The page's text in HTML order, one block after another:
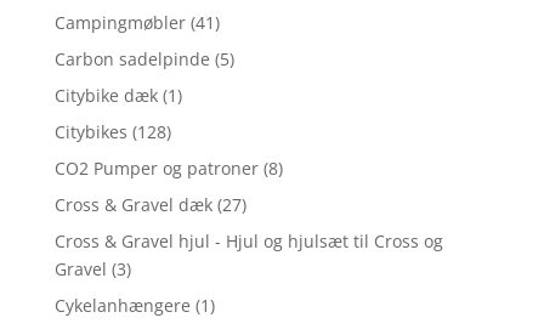
Campingmøbler (41)
Carbon sadelpinde (5)
Citybike dæk (1)
Citybikes (128)
CO2 Pumper og patroner (8)
Cross & Gravel dæk (27)
Cross & Gravel hjul - Hjul og hjulsæt til Cross og
Gravel (3)
Cykelanhængere (1)